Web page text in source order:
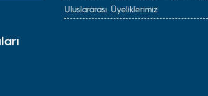
Uluslararası Üyeliklerimiz